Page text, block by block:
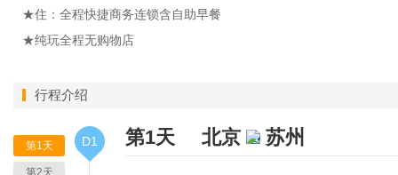
★住：全程快捷商务连锁含自助早餐
★纯玩全程无购物店
行程介绍
第1天
第2天
D1 第1天 北京 苏州